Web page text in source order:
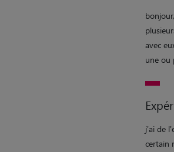
avec
une ou
j'ai de
certain